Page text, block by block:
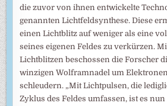
die zuvor von ihnen entwickelte
genannten Lichtfeldsynthese. Diese
einen Lichtblitz auf weniger als eine
seines eigenen Feldes zu verkürzen.
Lichtblitzen beschossen die Forscher
winzigen Wolframnadel um
schleudern. „Mit Lichtpulsen, die
Zyklus des Feldes umfassen, ist es